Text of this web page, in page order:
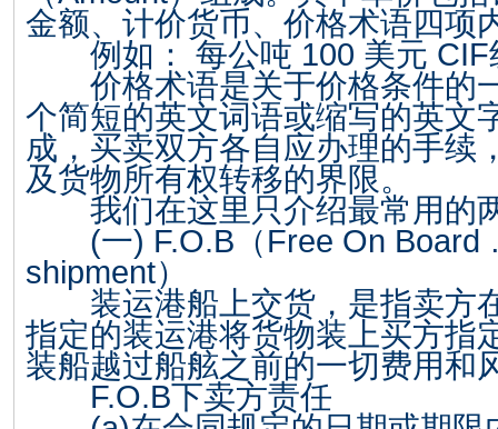
金额、计价货币、价格术语四项
例如： 每公吨 100 美元 CIF
价格术语是关于价格条件的
个简短的英文词语或缩写的英文
成，买卖双方各自应办理的手续
及货物所有权转移的界限。
我们在这里只介绍最常用的
(一) F.O.B （Free On Board
shipment）
装运港船上交货，是指卖方
指定的装运港将货物装上买方指
装船越过船舷之前的一切费用和
F.O.B下卖方责任